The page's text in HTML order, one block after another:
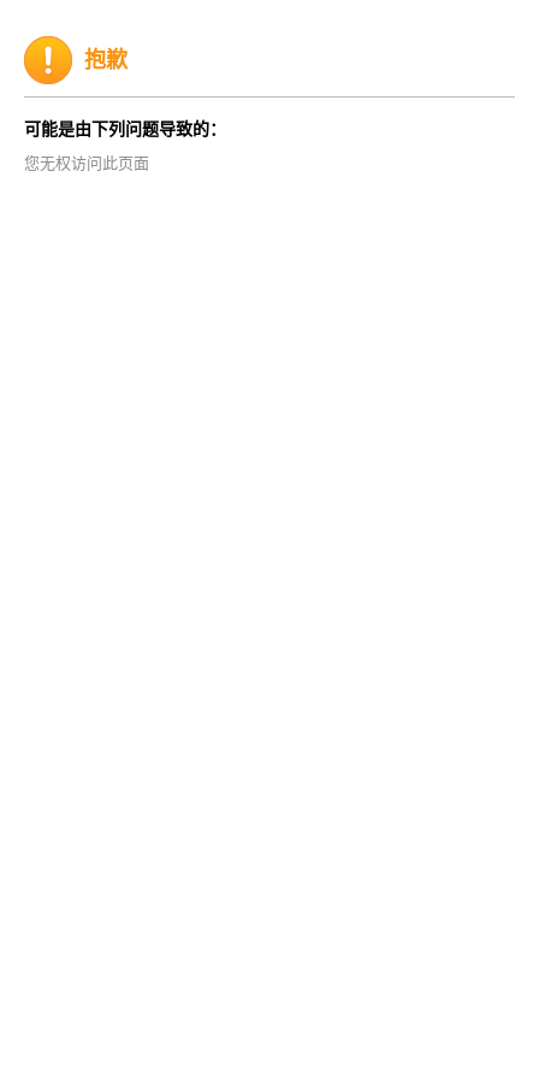
抱歉
可能是由下列问题导致的：
您无权访问此页面